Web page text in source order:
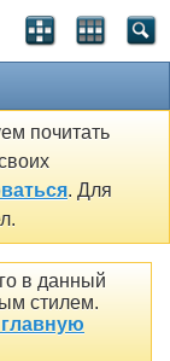
почитать
. Для
в данный
стилем.